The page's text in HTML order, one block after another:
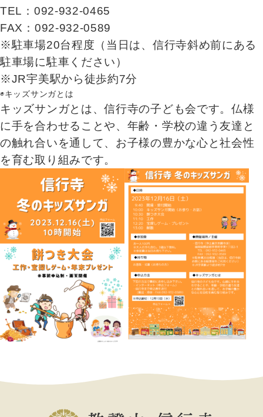
TEL：092-932-0465
FAX：092-932-0589
※駐車場20台程度（当日は、信行寺斜め前にある
駐車場に駐車ください）
※JR宇美駅から徒歩約7分
◉キッズサンガとは
キッズサンガとは、信行寺の子ども会です。仏様
に手を合わせることや、年齢・学校の違う友達と
の触れ合いを通して、お子様の豊かな心と社会性
を育む取り組みです。